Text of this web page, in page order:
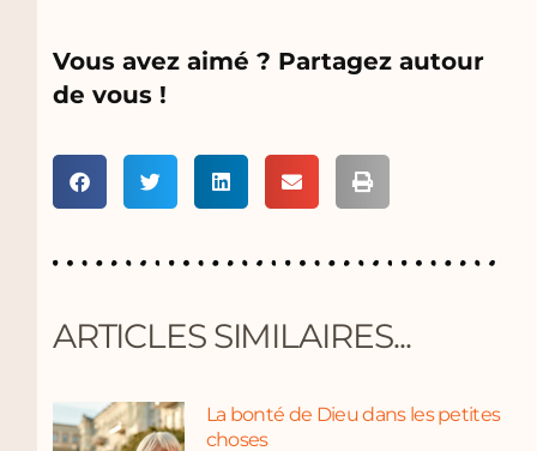
Vous avez aimé ? Partagez autour
de vous !
ARTICLES SIMILAIRES...
La bonté de Dieu dans les petites
choses